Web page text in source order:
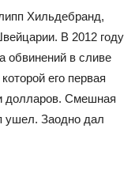
Хильдебранд,
В 2012 году
обвинений в сливе
его первая
долларов. Смешная
ушел. Заодно дал